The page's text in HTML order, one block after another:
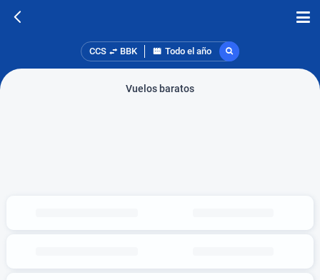
CCS BBK Todo el año
Vuelos baratos